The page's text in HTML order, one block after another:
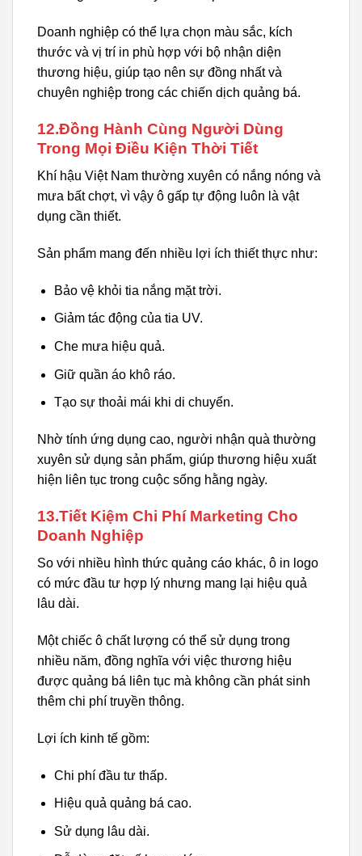
Doanh nghiệp có thể lựa chọn màu sắc, kích
thước và vị trí in phù hợp với bộ nhận diện
thương hiệu, giúp tạo nên sự đồng nhất và
chuyên nghiệp trong các chiến dịch quảng bá.
12.Đồng Hành Cùng Người Dùng
Trong Mọi Điều Kiện Thời Tiết
Khí hậu Việt Nam thường xuyên có nắng nóng và
mưa bất chợt, vì vậy ô gấp tự động luôn là vật
dụng cần thiết.
Sản phẩm mang đến nhiều lợi ích thiết thực như:
Bảo vệ khỏi tia nắng mặt trời.
Giảm tác động của tia UV.
Che mưa hiệu quả.
Giữ quần áo khô ráo.
Tạo sự thoải mái khi di chuyển.
Nhờ tính ứng dụng cao, người nhận quà thường
xuyên sử dụng sản phẩm, giúp thương hiệu xuất
hiện liên tục trong cuộc sống hằng ngày.
13.Tiết Kiệm Chi Phí Marketing Cho
Doanh Nghiệp
So với nhiều hình thức quảng cáo khác, ô in logo
có mức đầu tư hợp lý nhưng mang lại hiệu quả
lâu dài.
Một chiếc ô chất lượng có thể sử dụng trong
nhiều năm, đồng nghĩa với việc thương hiệu
được quảng bá liên tục mà không cần phát sinh
thêm chi phí truyền thông.
Lợi ích kinh tế gồm:
Chi phí đầu tư thấp.
Hiệu quả quảng bá cao.
Sử dụng lâu dài.